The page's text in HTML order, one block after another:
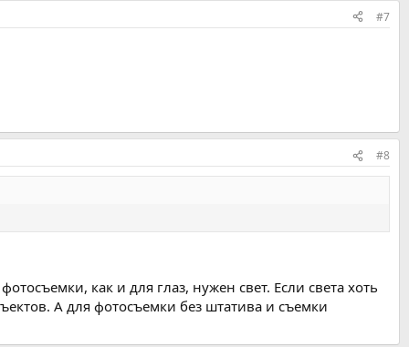
#7
#8
как и для глаз, нужен свет. Если света хоть
А для фотосъемки без штатива и съемки